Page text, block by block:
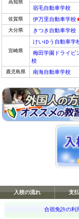
高知県
宿毛自動車学校
佐賀県 伊万里自動車学校
大分県 きつき自動車学校
宮崎県
けいゆう自動車学
梅田学園ドライビ
校
鹿児島県 南海自動車学校
入校の流れ 支
合宿免許の利